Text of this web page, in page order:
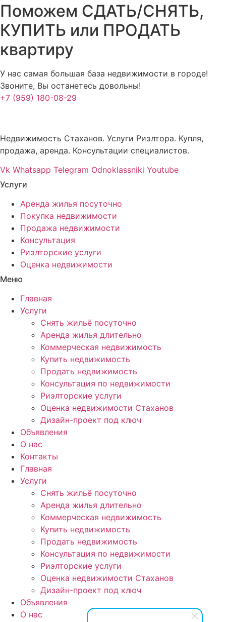
Поможем СДАТЬ/СНЯТЬ,
КУПИТЬ или ПРОДАТЬ
квартиру
У нас самая большая база недвижимости в городе!
Звоните, Вы останетесь довольны!
+7 (959) 180-08-29
Недвижимость Стаханов. Услуги Риэлтора. Купля,
продажа, аренда. Консультации специалистов.
Vk Whatsapp Telegram Odnoklassniki Youtube
Услуги
Аренда жилья посуточно
Покупка недвижимости
Продажа недвижимости
Консультация
Риэлторские услуги
Оценка недвижимости
Меню
Главная
Услуги
Снять жильё посуточно
Аренда жилья длительно
Коммерческая недвижимость
Купить недвижимость
Продать недвижимость
Консультация по недвижимости
Риэлторские услуги
Оценка недвижимости Стаханов
Дизайн-проект под ключ
Объявления
О нас
Контакты
Главная
Услуги
Снять жильё посуточно
Аренда жилья длительно
Коммерческая недвижимость
Купить недвижимость
Продать недвижимость
Консультация по недвижимости
Риэлторские услуги
Оценка недвижимости Стаханов
Дизайн-проект под ключ
Объявления
О нас